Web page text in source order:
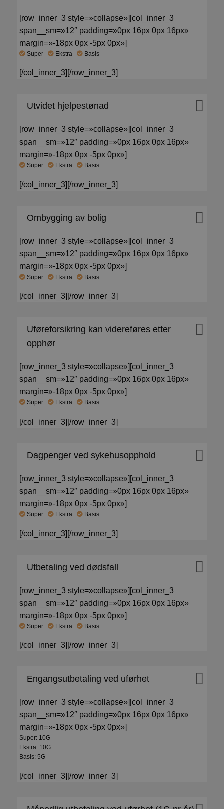
[row_inner_3 style=»collapse»][col_inner_3
span__sm=»12″ padding=»0px 16px 0px 16px»
margin=»-18px 0px -5px 0px»]
Super Ekstra Basis
[/col_inner_3][/row_inner_3]
Utvidet hjelpestønad
[row_inner_3 style=»collapse»][col_inner_3
span__sm=»12″ padding=»0px 16px 0px 16px»
margin=»-18px 0px -5px 0px»]
Super Ekstra Basis
[/col_inner_3][/row_inner_3]
Ombygging av bolig
[row_inner_3 style=»collapse»][col_inner_3
span__sm=»12″ padding=»0px 16px 0px 16px»
margin=»-18px 0px -5px 0px»]
Super Ekstra Basis
[/col_inner_3][/row_inner_3]
Uføreforsikring kan videreføres etter
opphør
[row_inner_3 style=»collapse»][col_inner_3
span__sm=»12″ padding=»0px 16px 0px 16px»
margin=»-18px 0px -5px 0px»]
Super Ekstra Basis
[/col_inner_3][/row_inner_3]
Dagpenger ved sykehusopphold
[row_inner_3 style=»collapse»][col_inner_3
span__sm=»12″ padding=»0px 16px 0px 16px»
margin=»-18px 0px -5px 0px»]
Super Ekstra Basis
[/col_inner_3][/row_inner_3]
Utbetaling ved dødsfall
[row_inner_3 style=»collapse»][col_inner_3
span__sm=»12″ padding=»0px 16px 0px 16px»
margin=»-18px 0px -5px 0px»]
Super Ekstra Basis
[/col_inner_3][/row_inner_3]
Engangsutbetaling ved uførhet
[row_inner_3 style=»collapse»][col_inner_3
span__sm=»12″ padding=»0px 16px 0px 16px»
margin=»-18px 0px -5px 0px»]
Super: 10G
Ekstra: 10G
Basis: 5G
[/col_inner_3][/row_inner_3]